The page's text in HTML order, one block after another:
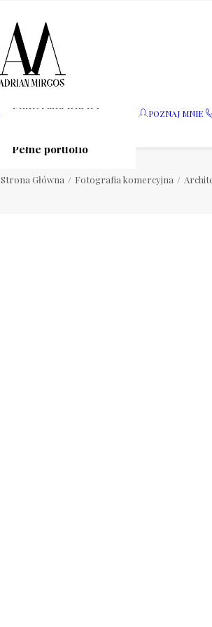
Fotografia wnętrz
Pełne portfolio
POZNAJ MNIE
Strona Główna Fotografia komercyjna